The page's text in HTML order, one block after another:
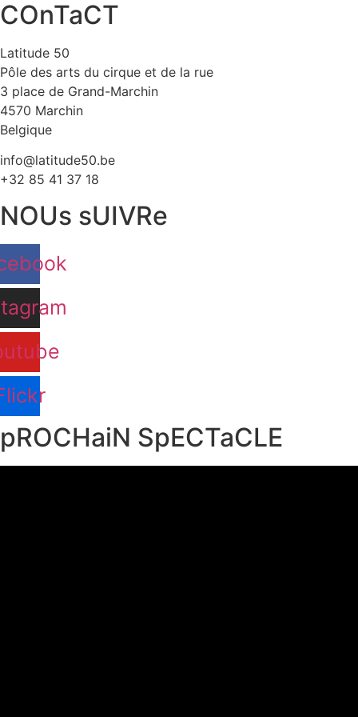
COnTaCT
Latitude 50
Pôle des arts du cirque et de la rue
3 place de Grand-Marchin
4570 Marchin
Belgique
info@latitude50.be
+32 85 41 37 18
NOUs sUIVRe
pROCHaiN SpECTaCLE